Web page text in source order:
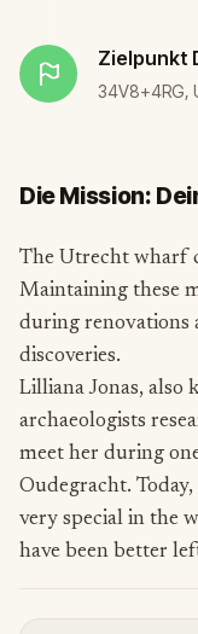
Zielpunkt
34V8+4RG,
Die Mission:
The Utrecht wharf
Maintaining these
during renovations
discoveries.
Lilliana Jonas, also
archaeologists
meet her during
Oudegracht.
very special in the
have been better